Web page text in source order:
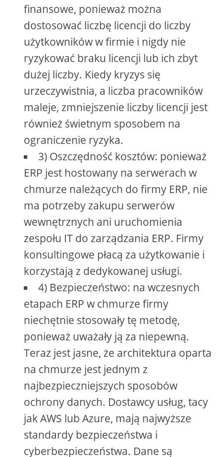
finansowe, ponieważ można
dostosować liczbę licencji do liczby
użytkowników w firmie i nigdy nie
ryzykować braku licencji lub ich zbyt
dużej liczby. Kiedy kryzys się
urzeczywistnia, a liczba pracowników
maleje, zmniejszenie liczby licencji jest
również świetnym sposobem na
ograniczenie ryzyka.
3) Oszczędność kosztów: ponieważ
ERP jest hostowany na serwerach w
chmurze należących do firmy ERP, nie
ma potrzeby zakupu serwerów
wewnętrznych ani uruchomienia
zespołu IT do zarządzania ERP. Firmy
konsultingowe płacą za użytkowanie i
korzystają z dedykowanej usługi.
4) Bezpieczeństwo: na wczesnych
etapach ERP w chmurze firmy
niechętnie stosowały tę metodę,
ponieważ uważały ją za niepewną.
Teraz jest jasne, że architektura oparta
na chmurze jest jednym z
najbezpieczniejszych sposobów
ochrony danych. Dostawcy usług, tacy
jak AWS lub Azure, mają najwyższe
standardy bezpieczeństwa i
cyberbezpieczeństwa. Dane są